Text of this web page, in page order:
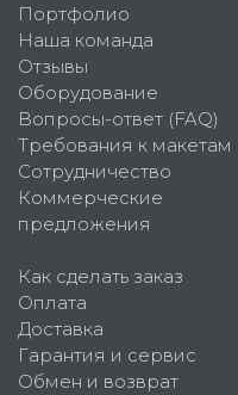
Портфолио
Наша команда
Отзывы
Оборудование
Вопросы-ответ (FAQ)
Требования к макетам
Сотрудничество
Коммерческие
предложения
Как сделать заказ
Оплата
Доставка
Гарантия и сервис
Обмен и возврат